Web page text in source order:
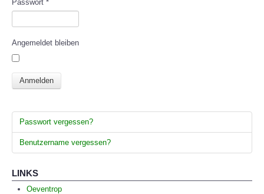
Passwort *
Angemeldet bleiben
Anmelden
Passwort vergessen?
Benutzername vergessen?
LINKS
Oeventrop